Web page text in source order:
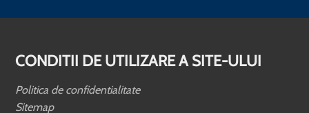
CONDITII DE UTILIZARE A SITE-ULUI
Politica de confidentialitate
Sitemap